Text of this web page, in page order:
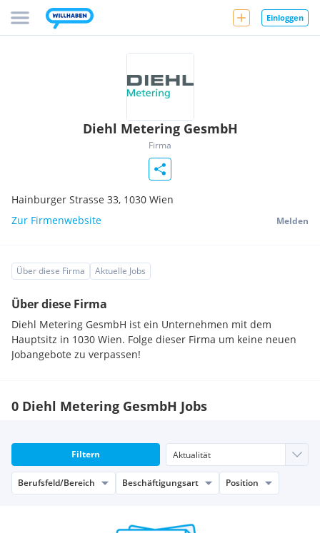
Einloggen
Diehl Metering GesmbH
Firma
Hainburger Strasse 33, 1030 Wien
Zur Firmenwebsite
Melden
Über diese Firma Aktuelle Jobs
Über diese Firma
Diehl Metering GesmbH ist ein Unternehmen mit dem
Hauptsitz in 1030 Wien. Folge dieser Firma um keine neuen
Jobangebote zu verpassen!
0 Diehl Metering GesmbH Jobs
Filtern
Berufsfeld/Bereich Beschäftigungsart Position